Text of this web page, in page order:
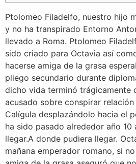
Ptolomeo Filadelfo, nuestro hijo
y no ha transpirado Entorno
llevado a Roma. Ptolomeo
sido criado para Octavia así­
hacerse amiga de la grasa
pliego secundario durante
dicho vida terminó trágicamente
acusado sobre conspirar
Calígula desplazándolo hacia el
ha sido pasado alrededor año 10
llegar.A donde pudiera llegar.
mañana emperador romano, si